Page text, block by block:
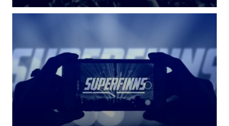
in
the
SUPERFINNS
program